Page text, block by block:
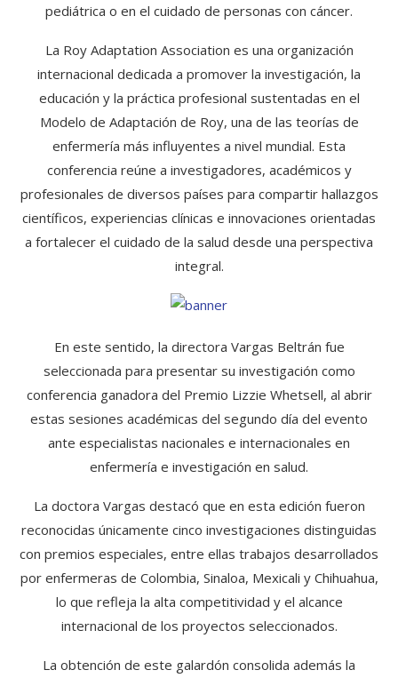
pediátrica o en el cuidado de personas con cáncer.
La Roy Adaptation Association es una organización
internacional dedicada a promover la investigación, la
educación y la práctica profesional sustentadas en el
Modelo de Adaptación de Roy, una de las teorías de
enfermería más influyentes a nivel mundial. Esta
conferencia reúne a investigadores, académicos y
profesionales de diversos países para compartir hallazgos
científicos, experiencias clínicas e innovaciones orientadas
a fortalecer el cuidado de la salud desde una perspectiva
integral.
En este sentido, la directora Vargas Beltrán fue
seleccionada para presentar su investigación como
conferencia ganadora del Premio Lizzie Whetsell, al abrir
estas sesiones académicas del segundo día del evento
ante especialistas nacionales e internacionales en
enfermería e investigación en salud.
La doctora Vargas destacó que en esta edición fueron
reconocidas únicamente cinco investigaciones distinguidas
con premios especiales, entre ellas trabajos desarrollados
por enfermeras de Colombia, Sinaloa, Mexicali y Chihuahua,
lo que refleja la alta competitividad y el alcance
internacional de los proyectos seleccionados.
La obtención de este galardón consolida además la